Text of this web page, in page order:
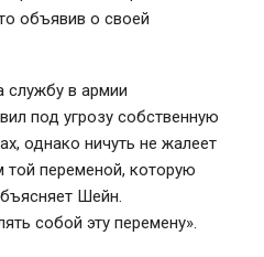
объявив о своей
службу в армии
под угрозу собственную
однако ничуть не жалеет
переменой, которую
Шейн.
собой эту перемену».